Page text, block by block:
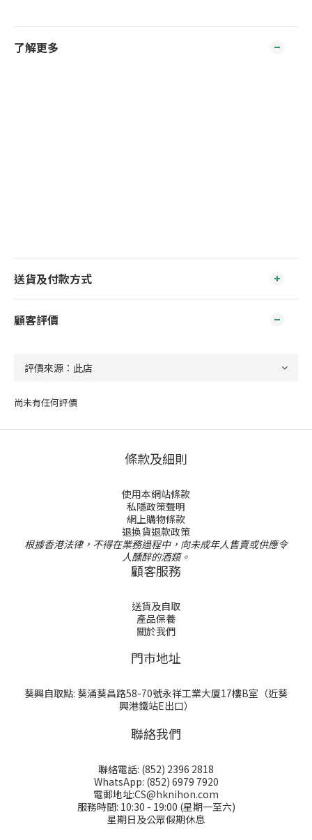
了解更多
送貨及付款方式
顧客評價
尚未有任何評價
條款及細則
使用本網站條款
私隱政策聲明
網上購物條款
退換貨退款政策
根據香港法律，不得在業務過程中，向未成年人售賣或供應令
人醺醉的酒類。
顧客服務
送貨及自取
產品保養
關於我們
門巿地址
葵興自取點: 葵涌葵昌路58-70號永祥工業大厦17樓B室（近葵
興港鐵站E出口）
聯絡我們
聯絡電話: (852) 2396 2818
WhatsApp: (852) 6979 7920
電郵地址:CS@hknihon.com
服務時間: 10:30 - 19:00 (星期一至六)
星期日及公眾假期休息